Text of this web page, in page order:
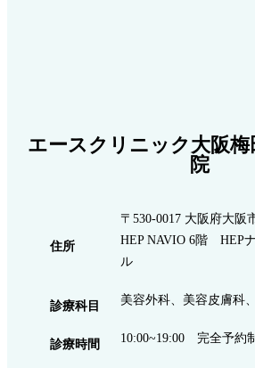
エースクリニック大阪梅
院
住所
〒530-0017 大阪府大阪
HEP NAVIO 6階 HEP
ル
診療科目 美容外科、美容皮膚科
診療時間 10:00~19:00 完全予約